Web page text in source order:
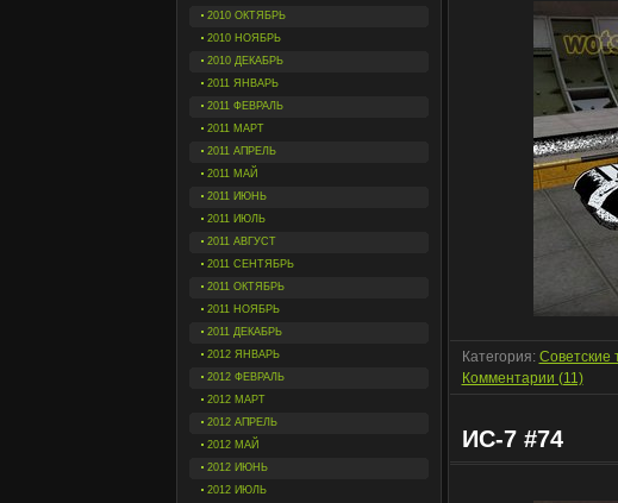
2010 ОКТЯБРЬ
2010 НОЯБРЬ
2010 ДЕКАБРЬ
2011 ЯНВАРЬ
2011 ФЕВРАЛЬ
2011 МАРТ
2011 АПРЕЛЬ
2011 МАЙ
2011 ИЮНЬ
2011 ИЮЛЬ
2011 АВГУСТ
2011 СЕНТЯБРЬ
2011 ОКТЯБРЬ
2011 НОЯБРЬ
2011 ДЕКАБРЬ
2012 ЯНВАРЬ
2012 ФЕВРАЛЬ
2012 МАРТ
2012 АПРЕЛЬ
2012 МАЙ
2012 ИЮНЬ
2012 ИЮЛЬ
Категория: Советские
Комментарии (11)
ИС-7 #74